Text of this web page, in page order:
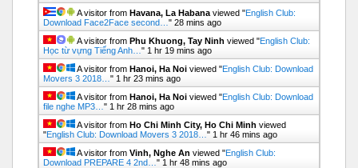
A visitor from Havana, La Habana viewed "English Club:
Download Face2Face second… " 29 mins ago
A visitor from Phu Khuong, Tay Ninh viewed "English Club:
Học từ vựng Tiếng Anh… " 1 hr 19 mins ago
A visitor from Hanoi, Ha Noi viewed "English Club: Download
Movers 3 2018… " 1 hr 23 mins ago
A visitor from Hanoi, Ha Noi viewed "English Club: Download
file nghe MP3… " 1 hr 28 mins ago
A visitor from Ho Chi Minh City, Ho Chi Minh viewed
"English Club: Download Movers 3 2018… " 1 hr 46 mins ago
A visitor from Vinh, Nghe An viewed "English Club:
Download PREPARE 4 2nd… " 1 hr 48 mins ago